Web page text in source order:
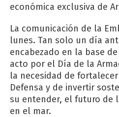
económica exclusiva de
La comunicación de la
lunes. Tan solo un día
encabezado en la base
acto por el Día de la
la necesidad de
Defensa y de invertir
su entender, el futuro de
en el mar.